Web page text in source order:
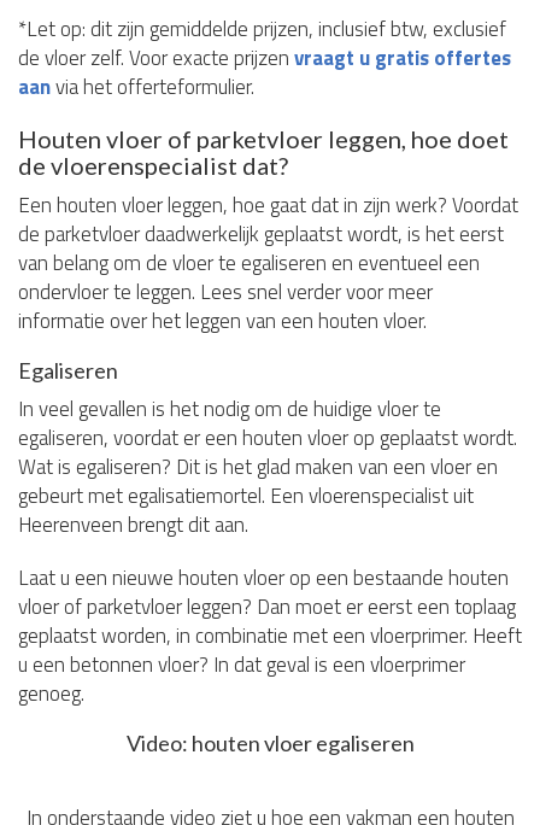
*Let op: dit zijn gemiddelde prijzen, inclusief btw, exclusief
de vloer zelf. Voor exacte prijzenvraagt u gratis offertes
aanvia het offerteformulier.
Houten vloer of parketvloer leggen, hoe doet
de vloerenspecialist dat?
Een houten vloer leggen, hoe gaat dat in zijn werk? Voordat
de parketvloer daadwerkelijk geplaatst wordt, is het eerst
van belang om de vloer te egaliseren en eventueel een
ondervloer te leggen. Lees snel verder voor meer
informatie over het leggen van een houten vloer.
Egaliseren
In veel gevallen is het nodig om de huidige vloer te
egaliseren, voordat er een houten vloer op geplaatst wordt.
Wat is egaliseren? Dit is het glad maken van een vloer en
gebeurt met egalisatiemortel. Een vloerenspecialist uit
Heerenveen brengt dit aan.
Laat u een nieuwe houten vloer op een bestaande houten
vloer of parketvloer leggen? Dan moet er eerst een toplaag
geplaatst worden, in combinatie met een vloerprimer. Heeft
u een betonnen vloer? In dat geval is een vloerprimer
genoeg.
Video: houten vloer egaliseren
In onderstaande video ziet u hoe een vakman een houten